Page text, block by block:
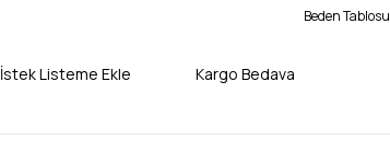
Beden Tablosu
İstek Listeme Ekle Kargo Bedava